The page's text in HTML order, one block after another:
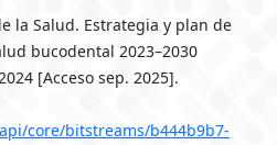
la Salud. Estrategia y plan de
bucodental 2023–2030
[Acceso sep. 2025].
core/bitstreams/b444b9b7-